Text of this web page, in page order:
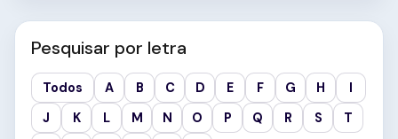
Pesquisar por letra
Todos A B C D E F G H
I
J
K L M N O P Q R S
T